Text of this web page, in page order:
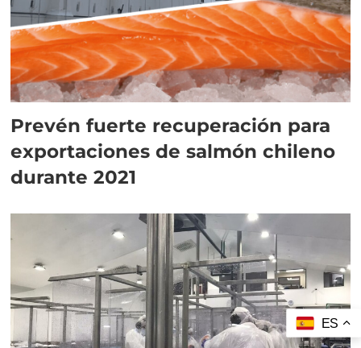
Prevén fuerte recuperación para
exportaciones de salmón chileno
durante 2021
ES